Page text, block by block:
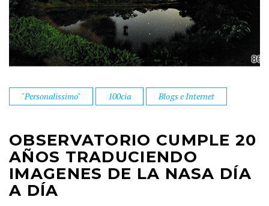
"Personalissimo" 100cia Blogs e Internet
OBSERVATORIO CUMPLE 20
AÑOS TRADUCIENDO
IMAGENES DE LA NASA DÍA
A DÍA